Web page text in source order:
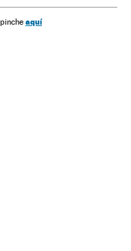
aquí